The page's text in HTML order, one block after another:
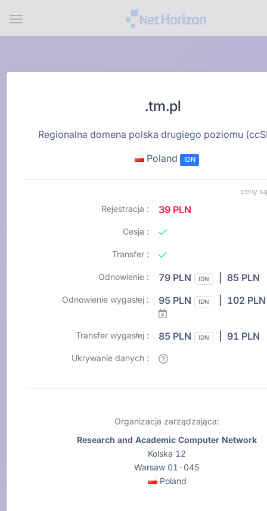
Menu
.tm.pl
Regionalna domena polska drugiego poziomu
Poland
IDN
ceny
Rejestracja : 39 PLN
Cesja :
Transfer :
Odnowienie : 79 PLN IDN | 85 PLN
Odnowienie wygasłej : 95 PLN IDN | 102
Transfer wygasłej : 85 PLN IDN | 91 PLN
Ukrywanie danych :
Organizacja zarządzająca:
Research and Academic Computer Network
Kolska 12
Warsaw 01-045
Poland